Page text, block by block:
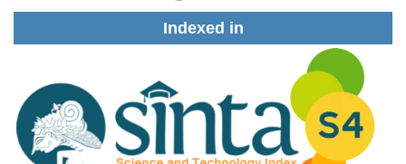
Indexed in